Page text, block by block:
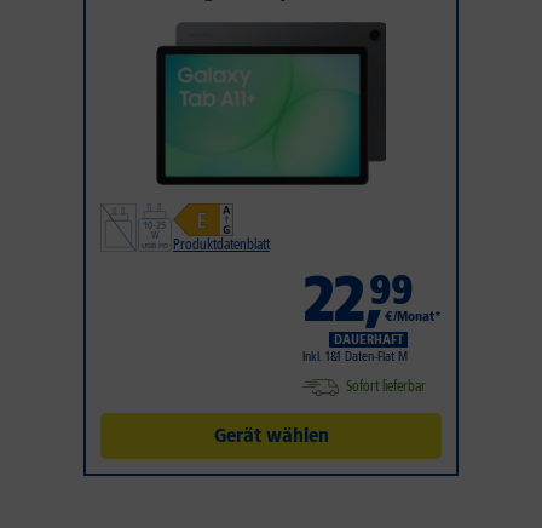
Produktdatenblatt
22,99
€/Monat*
DAUERHAFT
Inkl. 1&1 Daten-Flat M
Sofort lieferbar
Gerät wählen